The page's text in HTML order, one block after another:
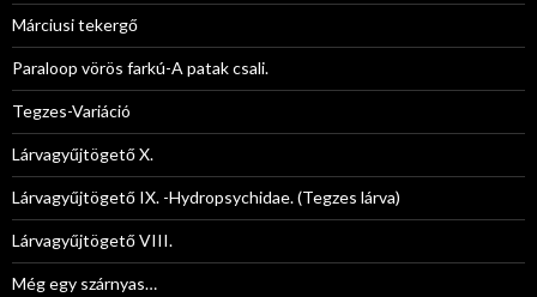
Márciusi tekergő
Paraloop vörös farkú-A patak csali.
Tegzes-Variáció
Lárvagyűjtögető X.
Lárvagyűjtögető IX. -Hydropsychidae. (Tegzes lárva)
Lárvagyűjtögető VIII.
Még egy szárnyas…